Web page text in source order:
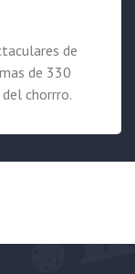
de
de 330
chorrro.